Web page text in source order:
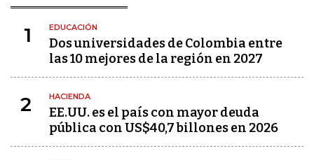
1 EDUCACIÓN
Dos universidades de Colombia entre
las 10 mejores de la región en 2027
2 HACIENDA
EE.UU. es el país con mayor deuda
pública con US$40,7 billones en 2026